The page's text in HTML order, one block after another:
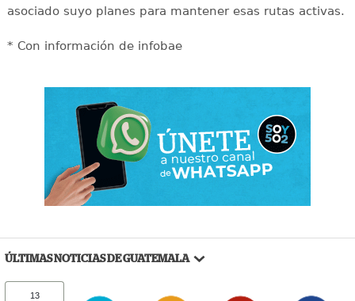
asociado suyo planes para mantener esas rutas activas.
* Con información de infobae
ÚLTIMAS NOTICIAS DE GUATEMALA
13